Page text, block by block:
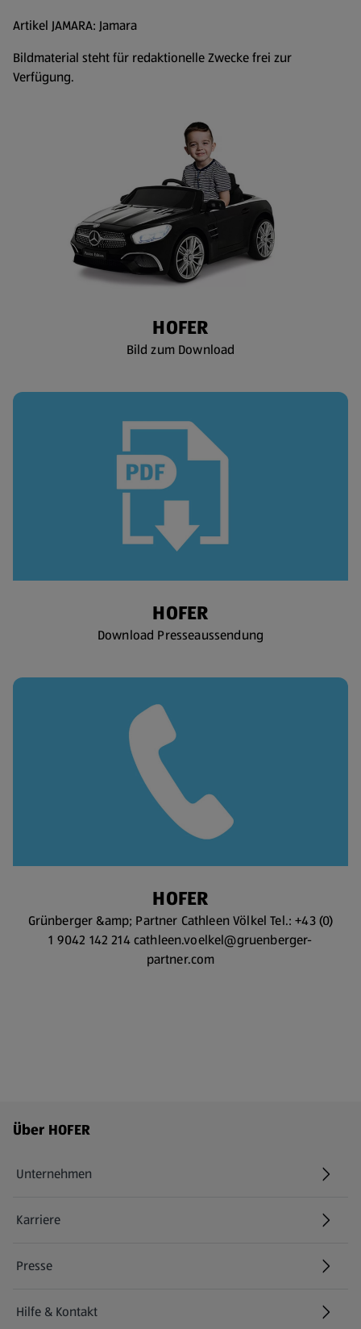
Artikel JAMARA: Jamara
Bildmaterial steht für redaktionelle Zwecke frei zur
Verfügung.
HOFER
Bild zum Download
HOFER
Download Presseaussendung
HOFER
Grünberger &amp; Partner Cathleen Völkel Tel.: +43 (0)
1 9042 142 214 cathleen.voelkel@gruenberger-
partner.com
Fußzeilenmenü - weitere Links
Über HOFER
Unternehmen
Karriere
(öffnet in einem neuen Tab)
Presse
Hilfe & Kontakt
(öffnet in einem neuen Tab)